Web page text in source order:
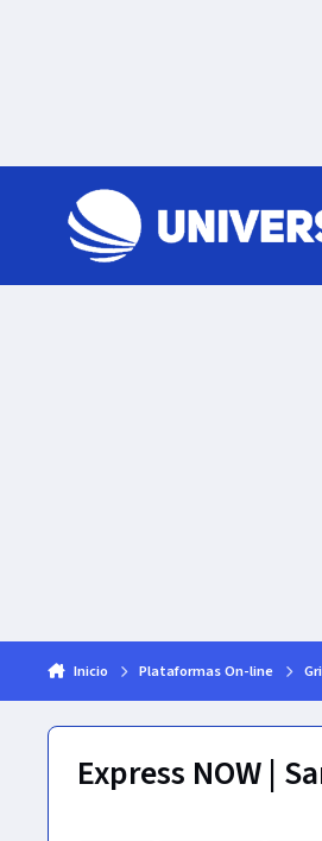
Inicio Plataformas On-line
Express NOW |